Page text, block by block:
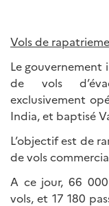
Vols de
Le gouvernement
de vols
exclusivement
India, et baptisé
L’objectif est de
de vols
A ce jour, 66
vols, et 17 180